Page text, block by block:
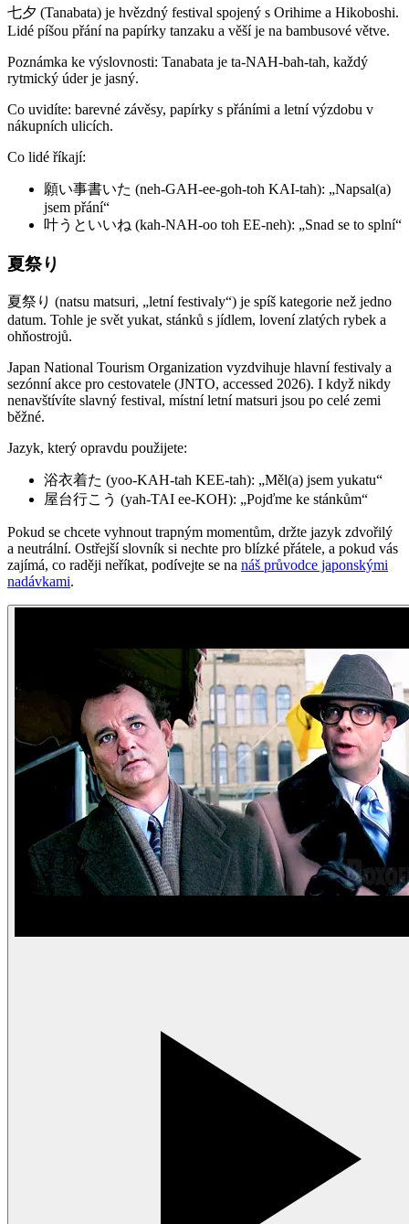
七夕 (Tanabata) je hvězdný festival spojený s Orihime a Hikoboshi.
Lidé píšou přání na papírky tanzaku a věší je na bambusové větve.
Poznámka ke výslovnosti: Tanabata je ta-NAH-bah-tah, každý
rytmický úder je jasný.
Co uvidíte: barevné závěsy, papírky s přáními a letní výzdobu v
nákupních ulicích.
Co lidé říkají:
願い事書いた (neh-GAH-ee-goh-toh KAI-tah): „Napsal(a)
jsem přání“
叶うといいね (kah-NAH-oo toh EE-neh): „Snad se to splní“
夏祭り
夏祭り (natsu matsuri, „letní festivaly“) je spíš kategorie než jedno
datum. Tohle je svět yukat, stánků s jídlem, lovení zlatých rybek a
ohňostrojů.
Japan National Tourism Organization vyzdvihuje hlavní festivaly a
sezónní akce pro cestovatele (JNTO, accessed 2026). I když nikdy
nenavštívíte slavný festival, místní letní matsuri jsou po celé zemi
běžné.
Jazyk, který opravdu použijete:
浴衣着た (yoo-KAH-tah KEE-tah): „Měl(a) jsem yukatu“
屋台行こう (yah-TAI ee-KOH): „Pojďme ke stánkům“
Pokud se chcete vyhnout trapným momentům, držte jazyk zdvořilý
a neutrální. Ostřejší slovník si nechte pro blízké přátele, a pokud vás
zajímá, co raději neříkat, podívejte se na náš průvodce japonskými
nadávkami.